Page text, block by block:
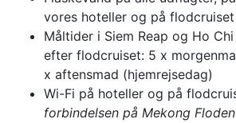
vores hoteller og på flodcruiset
Måltider i Siem Reap og Ho
efter flodcruiset: 5 x
x aftensmad (hjemrejsedag)
Wi-Fi på hoteller og på
forbindelsen på Mekong